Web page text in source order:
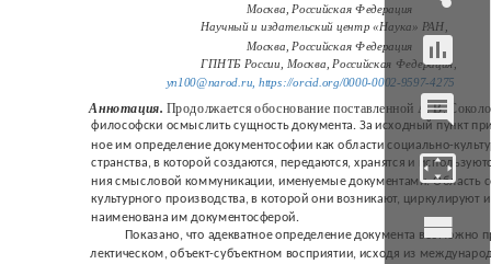
Москва, Российская Федерация
Научный и издательский центр «Наука» РАН,
Москва, Российская Федерация
ГПНТБ России, Москва, Российская Федерация,
yn100@narod.ru, https://orcid.org/0000-0002-9597-4275
Аннотация. Продолжается обоснование поставленной А. В.
философски осмыслить сущность документа. За исходный пункт
ное им определение документософии как области социально-
странства, в которой создаются, передаются, хранятся и
ния смысловой коммуникации, именуемые документами. Область
культурного производства, в которой они возникают, циркулируют и
наименована им документосферой.
Показано, что адекватное определение документа возможно
лектическом, объект-субъектном восприятии, исходя из